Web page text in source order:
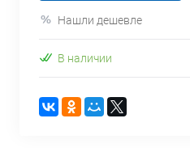
Нашли дешевле
В наличии